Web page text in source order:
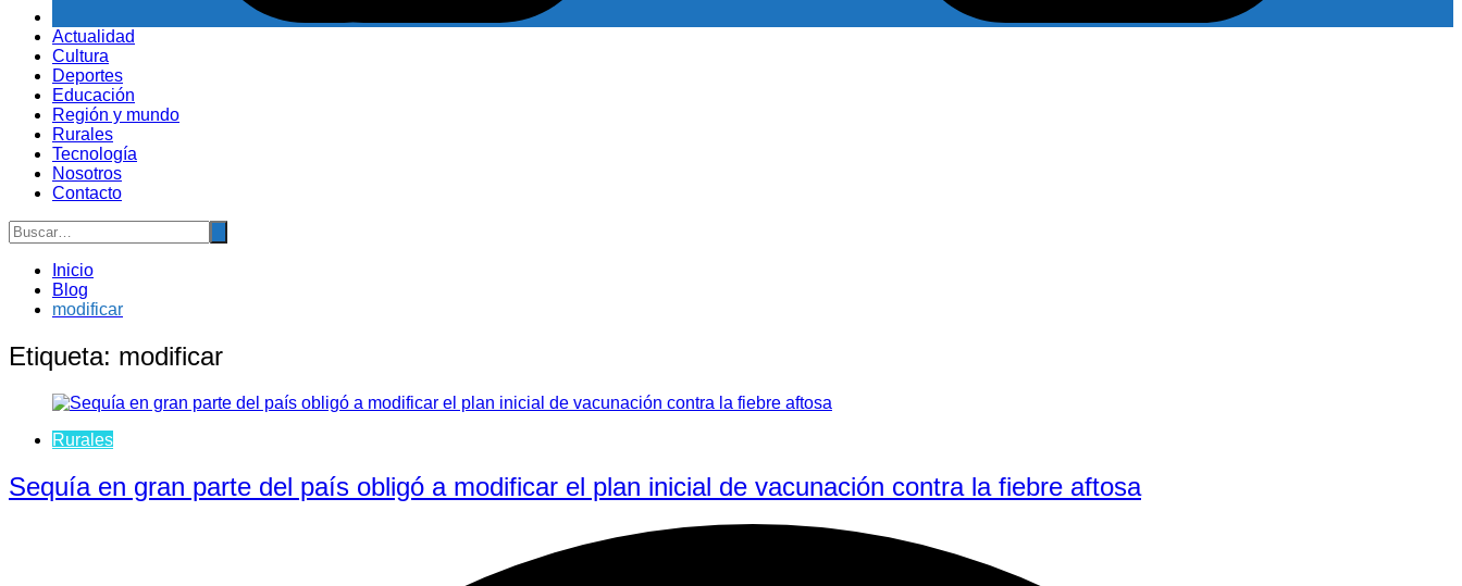
Actualidad
Cultura
Deportes
Educación
Región y mundo
Rurales
Tecnología
Nosotros
Contacto
Inicio
Blog
modificar
Etiqueta: modificar
Rurales
Sequía en gran parte del país obligó a modificar el plan inicial de vacunación contra la fiebre aftosa